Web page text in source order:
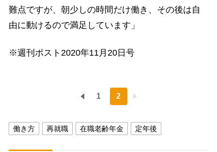
難点ですが、朝少しの時間だけ働き、その後は自
由に動けるので満足しています」
※週刊ポスト2020年11月20日号
1 2
働き方 再就職 在職老齢年金 定年後